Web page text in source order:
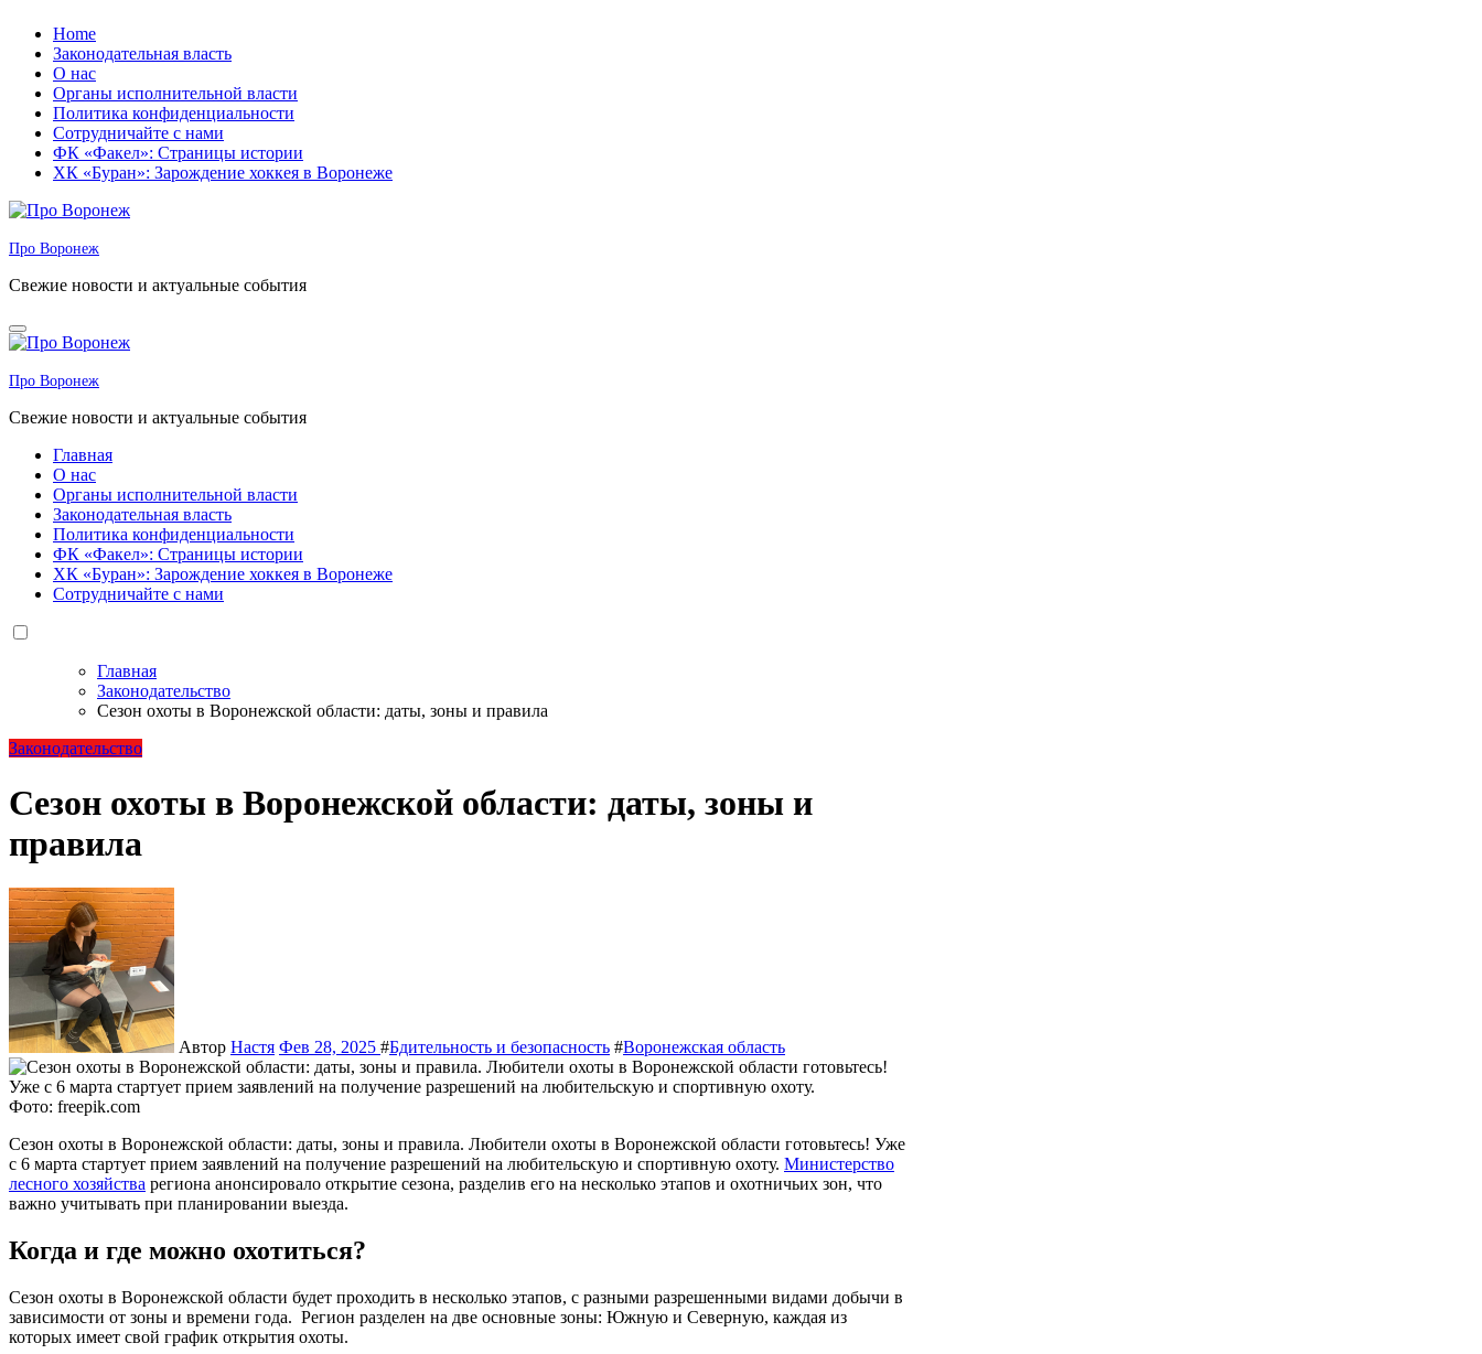
Перейти
содержанию
Home
Законодательная власть
О нас
Органы исполнительной власти
Политика конфиденциальности
Сотрудничайте с нами
ФК «Факел»: Страницы истории
ХК «Буран»: Зарождение хоккея в Воронеже
Про Воронеж
Свежие новости и актуальные события
Про Воронеж
Свежие новости и актуальные события
Главная
О нас
Органы исполнительной власти
Законодательная власть
Политика конфиденциальности
ФК «Факел»: Страницы истории
ХК «Буран»: Зарождение хоккея в Воронеже
Сотрудничайте с нами
Главная
Законодательство
Сезон охоты в Воронежской области: даты, зоны и правила
Законодательство
Сезон охоты в Воронежской области: даты, зоны и
правила
Автор Настя Фев 28, 2025 #Бдительность и безопасность #Воронежская область
Фото: freepik.com
Сезон охоты в Воронежской области: даты, зоны и правила. Любители охоты в Воронежской области готовьтесь! Уже
с 6 марта стартует прием заявлений на получение разрешений на любительскую и спортивную охоту. Министерство
лесного хозяйства региона анонсировало открытие сезона, разделив его на несколько этапов и охотничьих зон, что
важно учитывать при планировании выезда.
Когда и где можно охотиться?
Сезон охоты в Воронежской области будет проходить в несколько этапов, с разными разрешенными видами добычи в
зависимости от зоны и времени года. Регион разделен на две основные зоны: Южную и Северную, каждая из
которых имеет свой график открытия охоты.